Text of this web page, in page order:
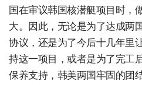
国在审议韩国核潜艇项目时，
大。因此，无论是为了达成两
协议，还是为了今后十几年里
持这一项目，或者是为了完工
保养支持，韩美两国牢固的团